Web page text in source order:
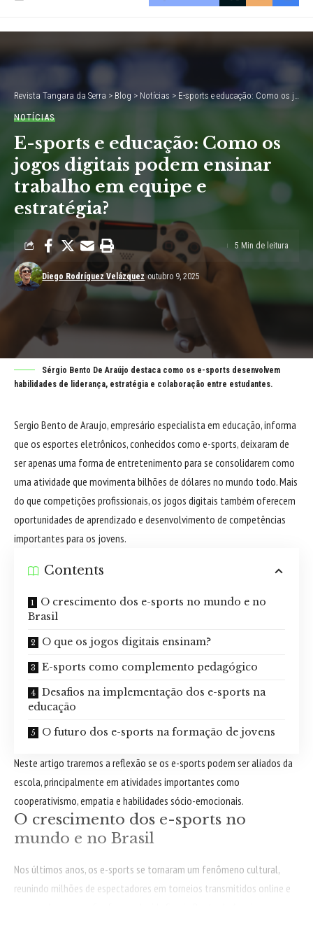
Revista Tangara da Serra > Blog > Notícias > E-sports e educação: Como os jogos digitais podem ensinar trabalho em equipe e estratégia?
NOTÍCIAS
E-sports e educação: Como os
jogos digitais podem ensinar
trabalho em equipe e
estratégia?
Diego Rodríguez Velázquez outubro 9, 2025
5 Min de leitura
Sérgio Bento De Araújo destaca como os e-sports desenvolvem
habilidades de liderança, estratégia e colaboração entre estudantes.
Sergio Bento de Araujo, empresário especialista em educação, informa
que os esportes eletrônicos, conhecidos como e-sports, deixaram de
ser apenas uma forma de entretenimento para se consolidarem como
uma atividade que movimenta bilhões de dólares no mundo todo. Mais
do que competições profissionais, os jogos digitais também oferecem
oportunidades de aprendizado e desenvolvimento de competências
importantes para os jovens.
Contents
O crescimento dos e-sports no mundo e no
Brasil
O que os jogos digitais ensinam?
E-sports como complemento pedagógico
Desafios na implementação dos e-sports na
educação
O futuro dos e-sports na formação de jovens
Neste artigo traremos a reflexão se os e-sports podem ser aliados da
escola, principalmente em atividades importantes como
cooperativismo, empatia e habilidades sócio-emocionais.
O crescimento dos e-sports no
mundo e no Brasil
Nos últimos anos, os e-sports se tornaram um fenômeno cultural,
reunindo milhões de espectadores em torneios transmitidos online e